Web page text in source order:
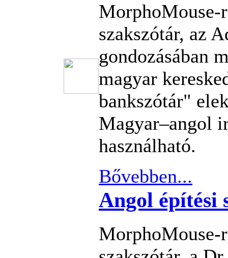
MorphoMouse-
szakszótár, az
gondozásában
magyar
bankszótár"
Magyar–angol
használható.
Bővebben...
Angol építési
MorphoMouse-